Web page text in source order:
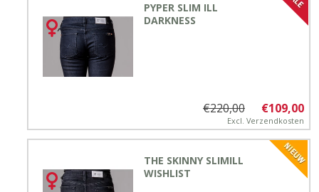
PYPER SLIM ILL
DARKNESS
€109,00
€220,00
Excl. Verzendkosten
THE SKINNY SLIMILL
WISHLIST